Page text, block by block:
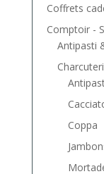
Coffrets
Comptoir -
Antipasti
Coppa